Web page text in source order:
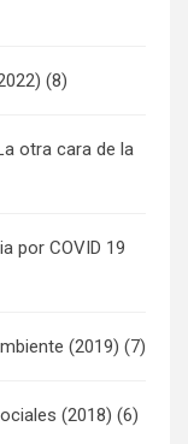
(8)
otra cara de la
por COVID 19
(2019) (7)
(2018) (6)